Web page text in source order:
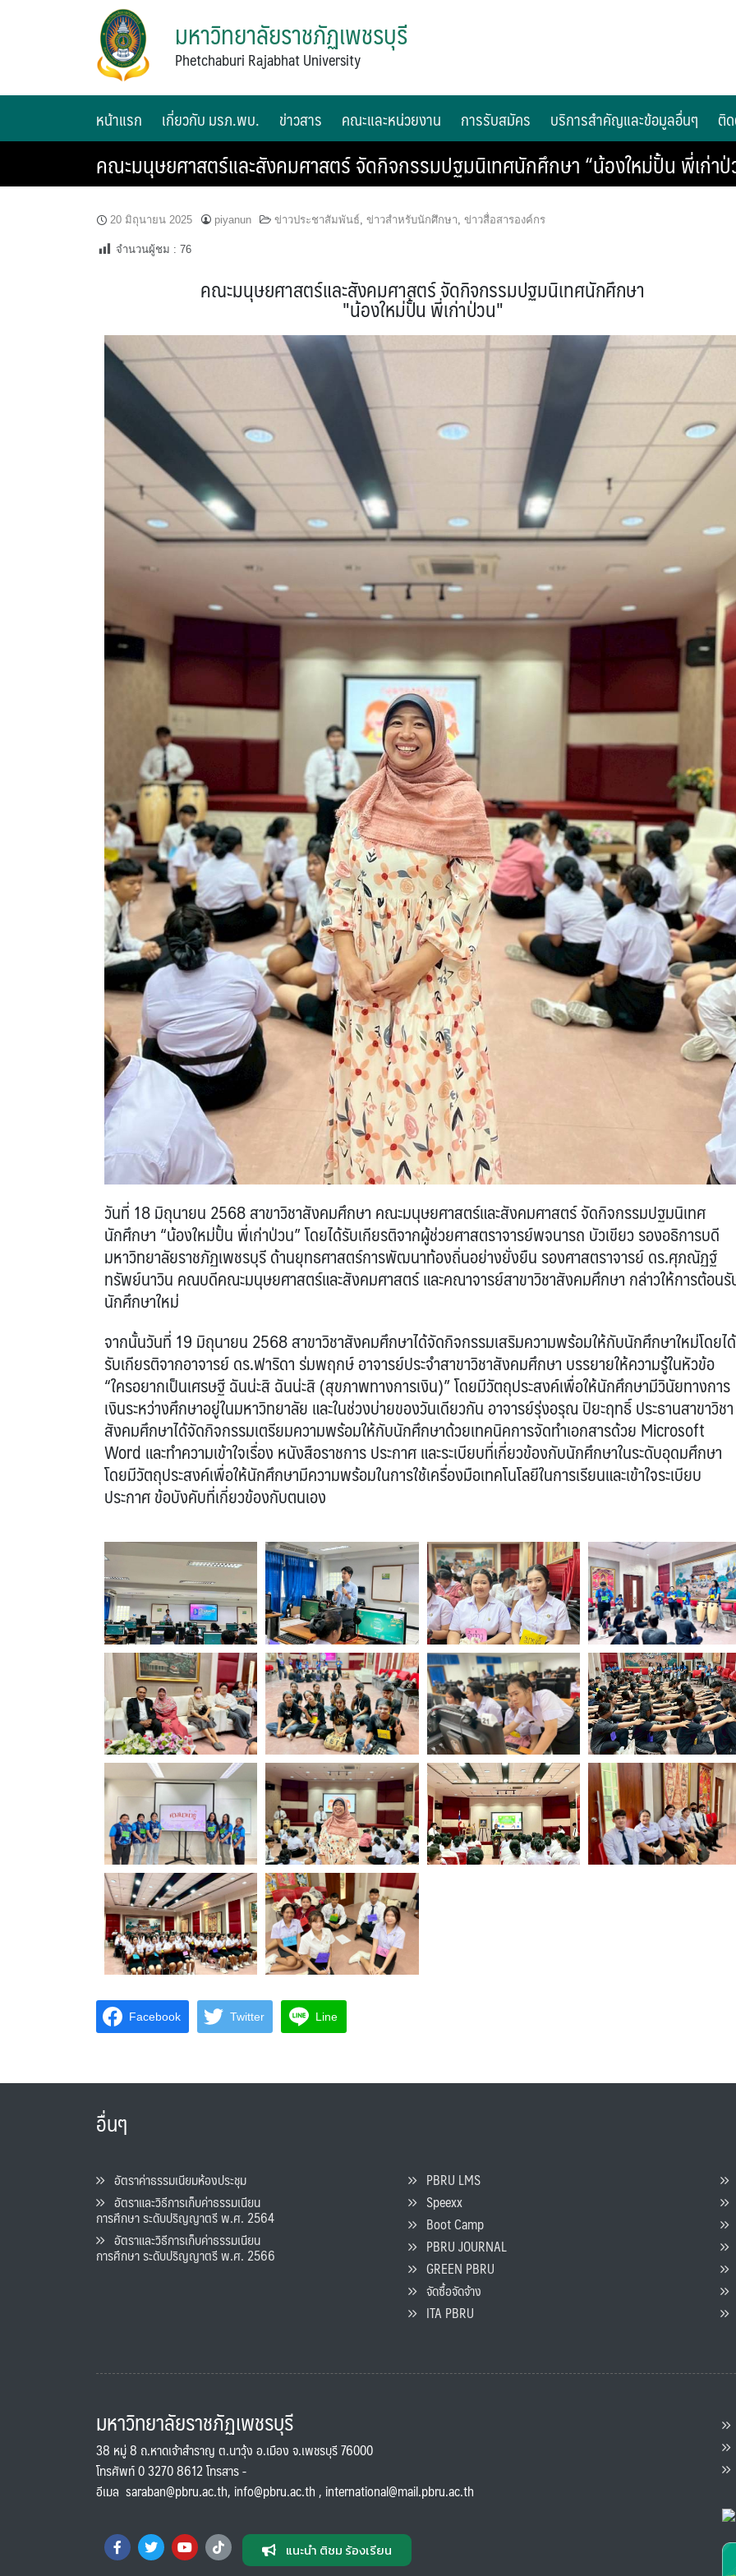
มหาวิทยาลัยราชภัฏเพชรบุรี
Phetchaburi Rajabhat University
หน้าแรก เกี่ยวกับ มรภ.พบ. ข่าวสาร คณะและหน่วยงาน การรับสมัคร บริการสำคัญและข้อมูลอื่นๆ ติ
คณะมนุษยศาสตร์และสังคมศาสตร์ จัดกิจกรรมปฐมนิเทศนักศึกษา “น้องใหม่ปั้น พี่เก่าป่
20 มิถุนายน 2025 piyanun ข่าวประชาสัมพันธ์, ข่าวสำหรับนักศึกษา, ข่าวสื่อสารองค์กร
จำนวนผู้ชม : 76
คณะมนุษยศาสตร์และสังคมศาสตร์ จัดกิจกรรมปฐมนิเทศนักศึกษา
"น้องใหม่ปั้น พี่เก่าป่วน"
วันที่ 18 มิถุนายน 2568 สาขาวิชาสังคมศึกษา คณะมนุษยศาสตร์และสังคมศาสตร์ จัดกิจกรรมปฐมนิเทศ
นักศึกษา “น้องใหม่ปั้น พี่เก่าป่วน” โดยได้รับเกียรติจากผู้ช่วยศาสตราจารย์พจนารถ บัวเขียว รองอธิการบดี
มหาวิทยาลัยราชภัฏเพชรบุรี ด้านยุทธศาสตร์การพัฒนาท้องถิ่นอย่างยั่งยืน รองศาสตราจารย์ ดร.ศุภณัฏฐ์
ทรัพย์นาวิน คณบดีคณะมนุษยศาสตร์และสังคมศาสตร์ และคณาจารย์สาขาวิชาสังคมศึกษา กล่าวให้การต้อน
นักศึกษาใหม่
จากนั้นวันที่ 19 มิถุนายน 2568 สาขาวิชาสังคมศึกษาได้จัดกิจกรรมเสริมความพร้อมให้กับนักศึกษาใหม่โดยได้
รับเกียรติจากอาจารย์ ดร.ฟาริดา ร่มพฤกษ์ อาจารย์ประจำสาขาวิชาสังคมศึกษา บรรยายให้ความรู้ในหัวข้อ
“ใครอยากเป็นเศรษฐี ฉันน่ะสิ ฉันน่ะสิ (สุขภาพทางการเงิน)” โดยมีวัตถุประสงค์เพื่อให้นักศึกษามีวินัยทางการ
เงินระหว่างศึกษาอยู่ในมหาวิทยาลัย และในช่วงบ่ายของวันเดียวกัน อาจารย์รุ่งอรุณ ปิยะฤทธิ์ ประธานสาขาวิชา
สังคมศึกษาได้จัดกิจกรรมเตรียมความพร้อมให้กับนักศึกษาด้วยเทคนิคการจัดทำเอกสารด้วย Microsoft
Word และทำความเข้าใจเรื่อง หนังสือราชการ ประกาศ และระเบียบที่เกี่ยวข้องกับนักศึกษาในระดับอุดมศึกษา
โดยมีวัตถุประสงค์เพื่อให้นักศึกษามีความพร้อมในการใช้เครื่องมือเทคโนโลยีในการเรียนและเข้าใจระเบียบ
ประกาศ ข้อบังคับที่เกี่ยวข้องกับตนเอง
Facebook Twitter Line
อื่นๆ
อัตราค่าธรรมเนียมห้องประชุม
อัตราและวิธีการเก็บค่าธรรมเนียน
การศึกษา ระดับปริญญาตรี พ.ศ. 2564
อัตราและวิธีการเก็บค่าธรรมเนียน
การศึกษา ระดับปริญญาตรี พ.ศ. 2566
PBRU LMS
Speexx
Boot Camp
PBRU JOURNAL
GREEN PBRU
จัดซื้อจัดจ้าง
ITA PBRU
มหาวิทยาลัยราชภัฏเพชรบุรี
38 หมู่ 8 ถ.หาดเจ้าสำราญ ต.นาวุ้ง อ.เมือง จ.เพชรบุรี 76000
โทรศัพท์ 0 3270 8612 โทรสาร -
อีเมล saraban@pbru.ac.th, info@pbru.ac.th, international@mail.pbru.ac.th
แนะนำ ติชม ร้องเรียน